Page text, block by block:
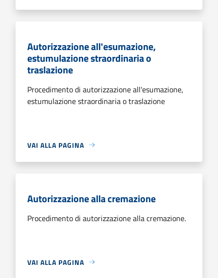
Autorizzazione all'esumazione,
estumulazione straordinaria o
traslazione
Procedimento di autorizzazione all'esumazione,
estumulazione straordinaria o traslazione
VAI ALLA PAGINA
Autorizzazione alla cremazione
Procedimento di autorizzazione alla cremazione.
VAI ALLA PAGINA